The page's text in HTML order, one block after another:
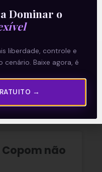
para
não
Dominar o
liberdade, controle e
Baixe agora, é
→